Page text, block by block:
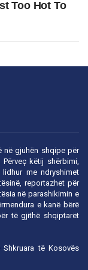
në gjuhën shqipe për
këtij shërbimi,
me ndryshimet
reportazhet për
në parashikimin e
e kanë bërë
të gjithë shqiptarët
të Kosovës